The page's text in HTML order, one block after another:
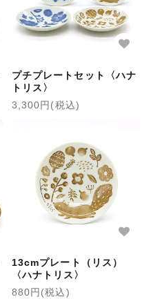
プチプレートセット〈ハナ
トリス〉
3,300円(税込)
13cmプレート（リス）
〈ハナトリス〉
880円(税込)